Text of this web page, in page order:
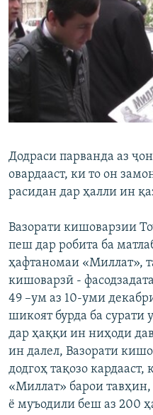
ГУЗОРИШҲОИ РАДИОӢ
Русский
ПАЙГИРӢ КУНЕД
Ҳамаи сомонаҳои RFE/
Додраси парванда аз
овардааст, ки то он
расидан дар ҳалли ин
Вазорати кишоварзии
пеш дар робита ба
ҳафтаномаи «Миллат»,
кишоварзӣ -
49 –ум аз 10-уми
шикоят бурда ба сурати
дар ҳаққи ин ниҳоди
ин далел, Вазорати
додгоҳ тақозо
«Миллат» барои
ё муъодили беш аз 200